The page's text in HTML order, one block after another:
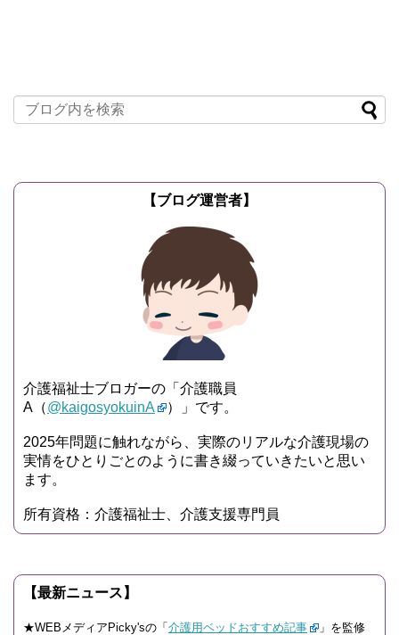
【ブログ運営者】
介護福祉士ブロガーの「介護職員
A（@kaigosyokuinA ）」です。
2025年問題に触れながら、実際のリアルな介護現場の
実情をひとりごとのように書き綴っていきたいと思い
ます。
所有資格：介護福祉士、介護支援専門員
【最新ニュース】
★WEBメディアPicky'sの「 介護用ベッドおすすめ記事 」を監修